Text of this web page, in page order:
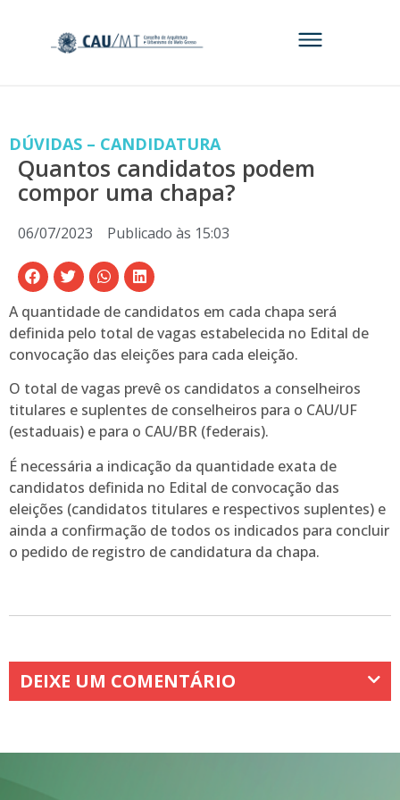
DÚVIDAS – CANDIDATURA
Quantos candidatos podem
compor uma chapa?
06/07/2023 Publicado às 15:03
A quantidade de candidatos em cada chapa será
definida pelo total de vagas estabelecida no Edital de
convocação das eleições para cada eleição.
O total de vagas prevê os candidatos a conselheiros
titulares e suplentes de conselheiros para o CAU/UF
(estaduais) e para o CAU/BR (federais).
É necessária a indicação da quantidade exata de
candidatos definida no Edital de convocação das
eleições (candidatos titulares e respectivos suplentes) e
ainda a confirmação de todos os indicados para concluir
o pedido de registro de candidatura da chapa.
DEIXE UM COMENTÁRIO